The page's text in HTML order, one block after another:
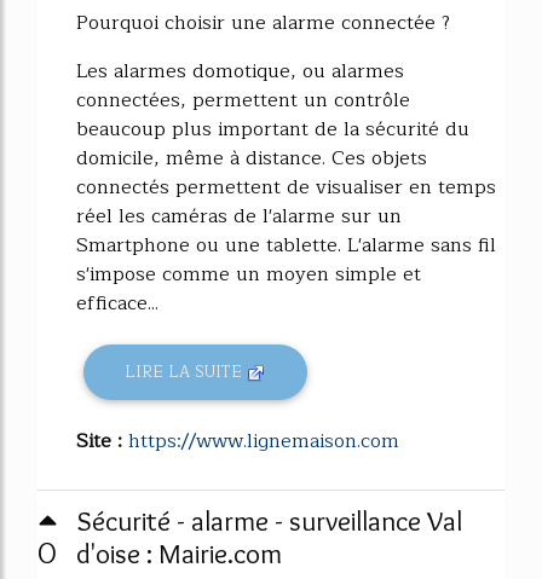
Pourquoi choisir une alarme connectée ?
Les alarmes domotique, ou alarmes
connectées, permettent un contrôle
beaucoup plus important de la sécurité du
domicile, même à distance. Ces objets
connectés permettent de visualiser en temps
réel les caméras de l'alarme sur un
Smartphone ou une tablette. L'alarme sans fil
s'impose comme un moyen simple et
efficace...
LIRE LA SUITE
Site :https://www.lignemaison.com
0
Sécurité - alarme - surveillance Val
d'oise : Mairie.com